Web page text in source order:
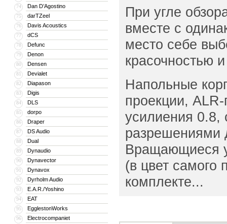
74 Dan D’Agostino
75 darTZeel
76 Davis Acoustics
77 dCS
78 Defunc
79 Denon
80 Densen
81 Devialet
82 Diapason
83 Digis
84 DLS
85 dorpo
86 Draper
87 DS Audio
88 Dual
89 Dynaudio
90 Dynavector
91 Dynavox
92 Dyrholm Audio
93 E.A.R./Yoshino
94 EAT
95 EgglestonWorks
96 Electrocompaniet
При угле
вместе с
место себе
красочностью
Напольные
проекции,
усилиения
разрешениями
Вращающиеся
(в цвет самого
комплекте...